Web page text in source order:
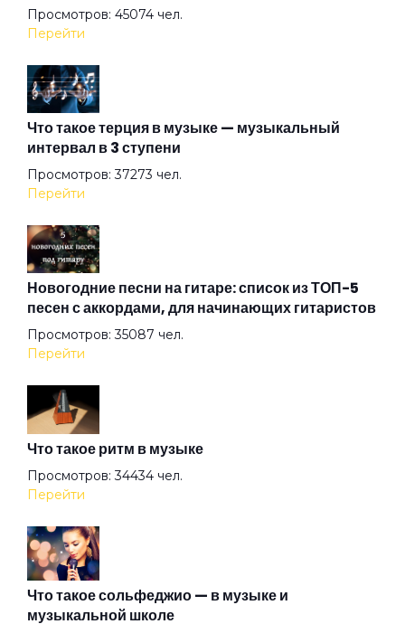
Вот же это слово
Вот и тень моя...
Вот и я не иду до конца
Все вокруг боятся радости паяца
Всё остальное дым
Всё хорошо!
Герой
Герр Захер Мазох
Просмотров: 45074 чел.
Перейти
Что такое терция в музыке — музыкальный
интервал в 3 ступени
Просмотров: 37273 чел.
Перейти
Новогодние песни на гитаре: список из ТОП-5
песен с аккордами, для начинающих гитаристов
Просмотров: 35087 чел.
Перейти
Что такое ритм в музыке
Просмотров: 34434 чел.
Перейти
Что такое сольфеджио — в музыке и
музыкальной школе